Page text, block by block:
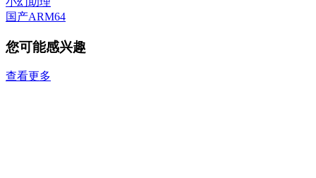
国产ARM64
您可能感兴趣
查看更多